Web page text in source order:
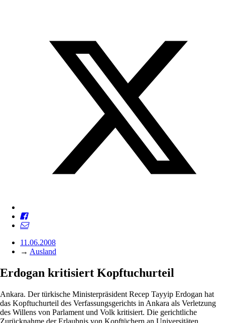
11.06.2008
→ Ausland
Erdogan kritisiert Kopftuchurteil
Ankara. Der türkische Ministerpräsident Recep Tayyip Erdogan hat
das Kopftuchurteil des Verfassungsgerichts in Ankara als Verletzung
des Willens von Parlament und Volk kritisiert. Die gerichtliche
Zurücknahme der Erlaubnis von Kopftüchern an Universitäten